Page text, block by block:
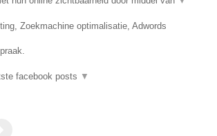
Zoekmachine optimalisatie, Adwords
facebook posts ▼